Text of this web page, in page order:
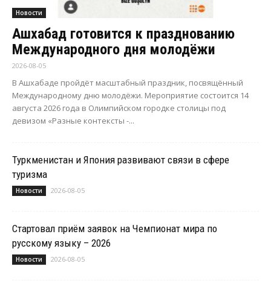
Новости
Ашхабад готовится к празднованию
Международного дня молодёжи
2026-08-05
В Ашхабаде пройдёт масштабный праздник, посвящённый
Международному дню молодёжи. Мероприятие состоится 14
августа 2026 года в Олимпийском городке столицы под
девизом «Разные контексты -...
Туркменистан и Япония развивают связи в сфере
туризма
Новости 2026-08-05
Стартовал приём заявок на Чемпионат мира по
русскому языку – 2026
Новости 2026-08-05